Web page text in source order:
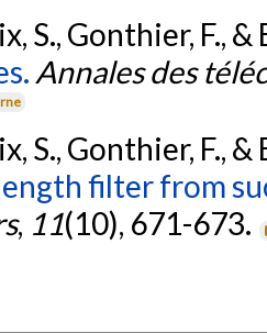
S., Gonthier, F.,
Annales des
S., Gonthier, F.,
filter from
, 11(10), 671-673.